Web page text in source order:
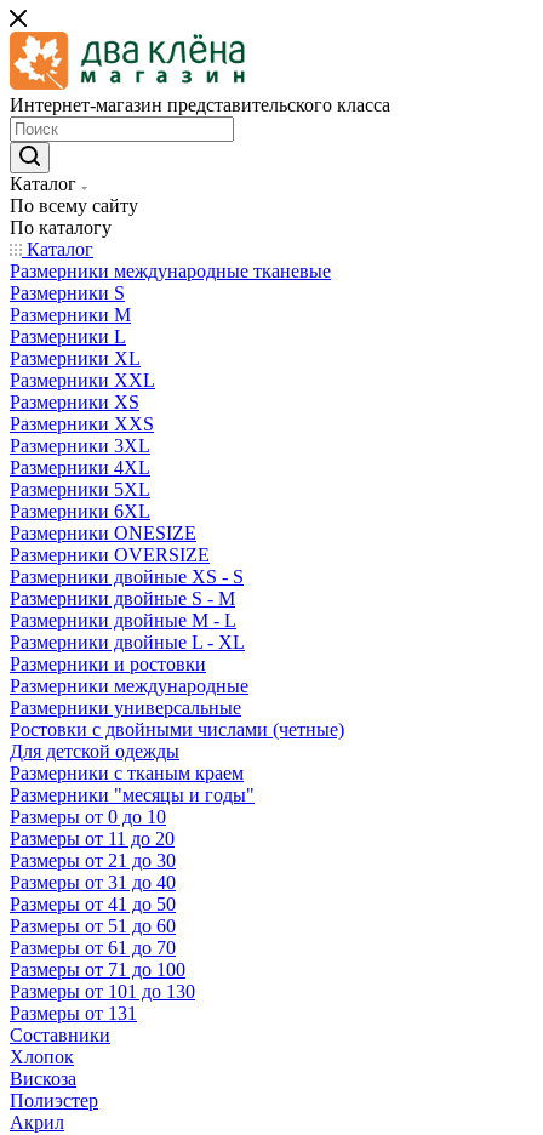
Интернет-магазин представительского класса
Каталог
По всему сайту
По каталогу
Каталог
Размерники международные тканевые
Размерники S
Размерники M
Размерники L
Размерники XL
Размерники XXL
Размерники XS
Размерники XXS
Размерники 3XL
Размерники 4XL
Размерники 5XL
Размерники 6XL
Размерники ONESIZE
Размерники OVERSIZE
Размерники двойные XS - S
Размерники двойные S - M
Размерники двойные M - L
Размерники двойные L - XL
Размерники и ростовки
Размерники международные
Размерники универсальные
Ростовки с двойными числами (четные)
Для детской одежды
Размерники с тканым краем
Размерники "месяцы и годы"
Размеры от 0 до 10
Размеры от 11 до 20
Размеры от 21 до 30
Размеры от 31 до 40
Размеры от 41 до 50
Размеры от 51 до 60
Размеры от 61 до 70
Размеры от 71 до 100
Размеры от 101 до 130
Размеры от 131
Составники
Хлопок
Вискоза
Полиэстер
Акрил